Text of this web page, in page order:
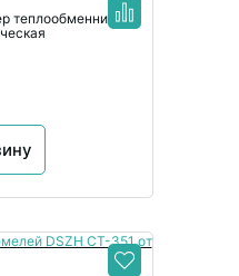
теплообменника